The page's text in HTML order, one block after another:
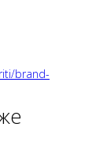
brand-